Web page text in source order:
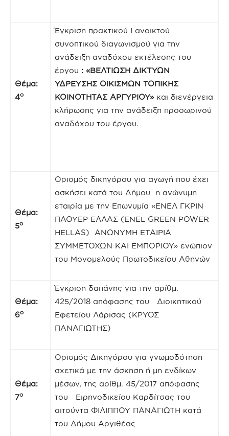
Θέμα:
4ο
Έγκριση πρακτικού Ι ανοικτού
συνοπτικού διαγωνισμού για την
ανάδειξη αναδόχου εκτέλεσης του
έργου : «ΒΕΛΤΙΩΣΗ ΔΙΚΤΥΩΝ
ΥΔΡΕΥΣΗΣ ΟΙΚΙΣΜΩΝ ΤΟΠΙΚΗΣ
ΚΟΙΝΟΤΗΤΑΣ ΑΡΓΥΡΙΟΥ» και διενέργεια
κλήρωσης για την ανάδειξη προσωρινού
αναδόχου του έργου.
Θέμα:
5ο
Ορισμός δικηγόρου για αγωγή που έχει
ασκήσει κατά του Δήμου η ανώνυμη
εταιρία με την Επωνυμία «ΕΝΕΛ ΓΚΡΙΝ
ΠΑΟΥΕΡ ΕΛΛΑΣ (ENEL GREEN POWER
HELLAS) ΑΝΩΝΥΜΗ ΕΤΑΙΡΙΑ
ΣΥΜΜΕΤΟΧΩΝ ΚΑΙ ΕΜΠΟΡΙΟΥ» ενώπιον
του Μονομελούς Πρωτοδικείου Αθηνών
Θέμα:
6ο
Έγκριση δαπάνης για την αρίθμ.
425/2018 απόφασης του Διοικητικού
Εφετείου Λάρισας (ΚΡΥΟΣ
ΠΑΝΑΓΙΩΤΗΣ)
Θέμα:
7ο
Ορισμός Δικηγόρου για γνωμοδότηση
σχετικά με την άσκηση ή μη ενδίκων
μέσων, της αρίθμ. 45/2017 απόφασης
του Ειρηνοδικείου Καρδίτσας του
αιτούντα ΦΙΛΙΠΠΟΥ ΠΑΝΑΓΙΩΤΗ κατά
του Δήμου Αργιθέας